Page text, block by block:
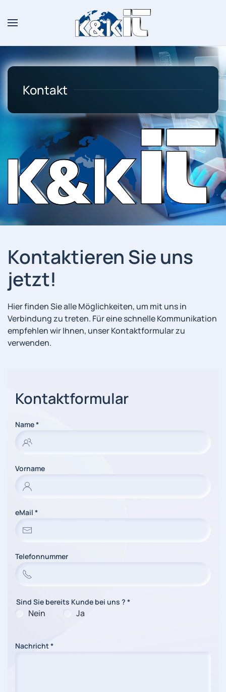
Zum Hauptinhalt springen
Kontakt
Kontaktieren Sie uns
jetzt!
Hier finden Sie alle Möglichkeiten, um mit uns in
Verbindung zu treten. Für eine schnelle Kommunikation
empfehlen wir Ihnen, unser Kontaktformular zu
verwenden.
Kontaktformular
Name*
Vorname
eMail *
Telefonnummer
Sind Sie bereits Kunde bei uns ? *
Nein Ja
Nachricht*